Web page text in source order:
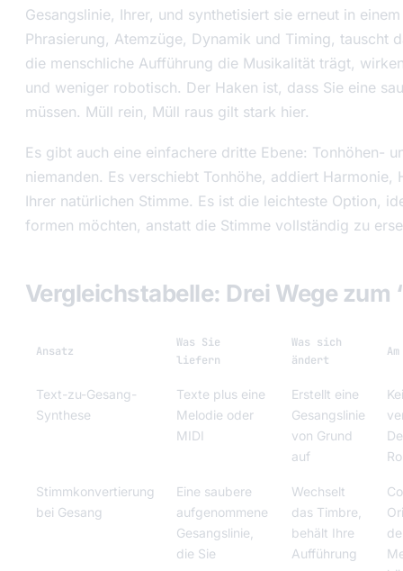
Gesangslinie, Ihrer, und synthetisiert sie erneut in
Phrasierung, Atemzüge, Dynamik und Timing, tauscht
die menschliche Aufführung die Musikalität trägt,
und weniger robotisch. Der Haken ist, dass Sie eine
müssen. Müll rein, Müll raus gilt stark hier.
Es gibt auch eine einfachere dritte Ebene: Tonhöhen-
niemanden. Es verschiebt Tonhöhe, addiert Harmonie,
Ihrer natürlichen Stimme. Es ist die leichteste Option,
formen möchten, anstatt die Stimme vollständig zu
Vergleichstabelle: Drei Wege zum
Ansatz
Was Sie
liefern
Was sich
ändert
Text-zu-Gesang-
Synthese
Texte plus eine
Melodie oder
MIDI
Erstellt eine
Gesangslinie
von Grund
auf
Stimmkonvertierung
bei Gesang
Eine saubere
aufgenommene
Gesangslinie,
die Sie
Wechselt
das Timbre,
behält Ihre
Aufführung